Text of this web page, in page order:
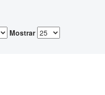
Mostrar